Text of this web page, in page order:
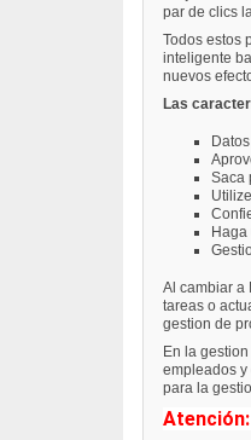
par de clics
Todos estos
inteligente
nuevos
Las
Saca
Al cambiar a
tareas o
gestion de
En la
empleados y
para la